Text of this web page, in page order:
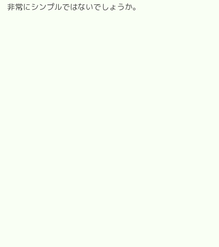
非常にシンプルではないでしょうか。